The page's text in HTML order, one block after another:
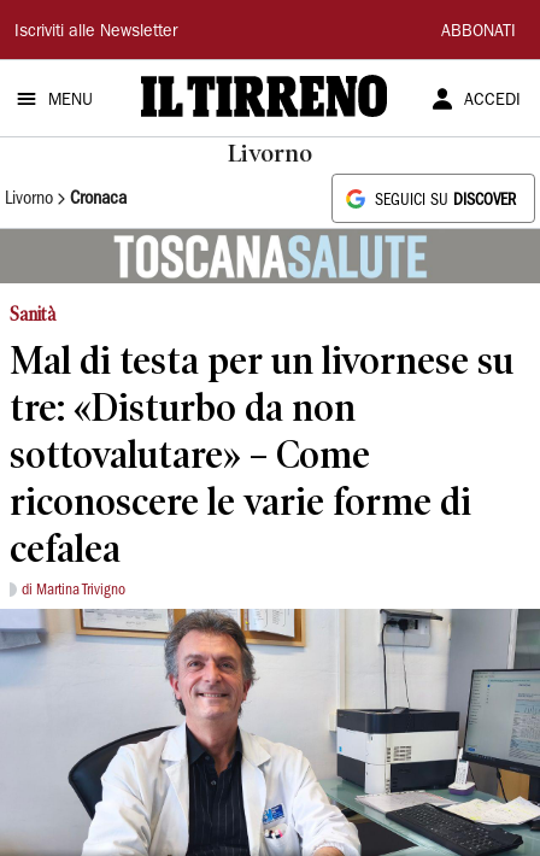
Il
Tirreno
Iscriviti alle Newsletter ABBONATI
MENU ACCEDI
Livorno
Livorno Cronaca SEGUICI SU DISCOVER
Sanità
Mal di testa per un livornese su
tre: «Disturbo da non
sottovalutare» – Come
riconoscere le varie forme di
cefalea
di Martina Trivigno